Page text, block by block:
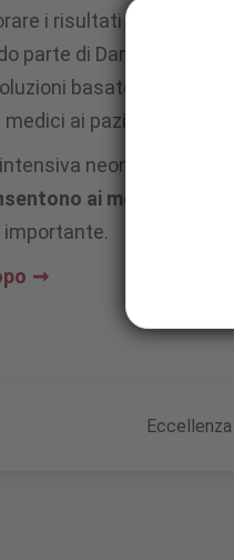
i risultati per i
parte di Danaher,
basate sull'IA per
ai pazienti.
neonatale alla
ai medici di
importante.